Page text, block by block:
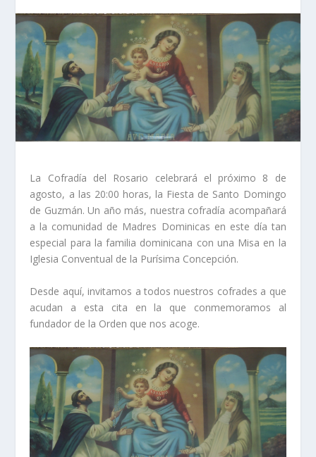
La Cofradía del Rosario celebrará el próximo 8 de
agosto, a las 20:00 horas, la Fiesta de Santo Domingo
de Guzmán. Un año más, nuestra cofradía acompañará
a la comunidad de Madres Dominicas en este día tan
especial para la familia dominicana con una Misa en la
Iglesia Conventual de la Purísima Concepción.
Desde aquí, invitamos a todos nuestros cofrades a que
acudan a esta cita en la que conmemoramos al
fundador de la Orden que nos acoge.